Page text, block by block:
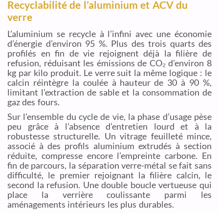
Recyclabilité de l’aluminium et ACV du
verre
L’aluminium se recycle à l’infini avec une économie
d’énergie d’environ 95 %. Plus des trois quarts des
profilés en fin de vie rejoignent déjà la filière de
refusion, réduisant les émissions de CO₂ d’environ 8
kg par kilo produit. Le verre suit la même logique : le
calcin réintègre la coulée à hauteur de 30 à 90 %,
limitant l’extraction de sable et la consommation de
gaz des fours.
Sur l’ensemble du cycle de vie, la phase d’usage pèse
peu grâce à l’absence d’entretien lourd et à la
robustesse structurelle. Un vitrage feuilleté mince,
associé à des profils aluminium extrudés à section
réduite, compresse encore l’empreinte carbone. En
fin de parcours, la séparation verre-métal se fait sans
difficulté, le premier rejoignant la filière calcin, le
second la refusion. Une double boucle vertueuse qui
place la verrière coulissante parmi les
aménagements intérieurs les plus durables.